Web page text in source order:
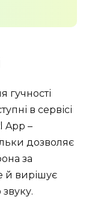
в сервісі
App –
дозволяє
за
й вирішує